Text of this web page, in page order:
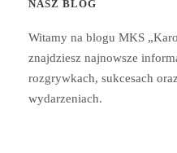
NASZ BLOG
Witamy na blogu MKS
znajdziesz najnowsze
rozgrywkach, sukcesach
wydarzeniach.